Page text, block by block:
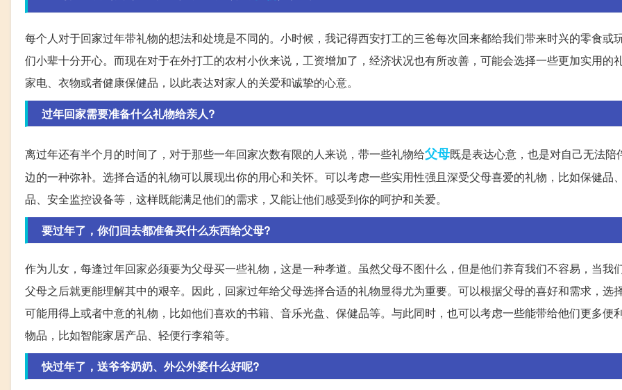
每个人对于回家过年带礼物的想法和处境是不同的。小时候，我记得西安打工的三爸每次回来都给我们带来时兴的零食或
们小辈十分开心。而现在对于在外打工的农村小伙来说，工资增加了，经济状况也有所改善，可能会选择一些更加实用的
家电、衣物或者健康保健品，以此表达对家人的关爱和诚挚的心意。
过年回家需要准备什么礼物给亲人?
离过年还有半个月的时间了，对于那些一年回家次数有限的人来说，带一些礼物给父母既是表达心意，也是对自己无法陪
边的一种弥补。选择合适的礼物可以展现出你的用心和关怀。可以考虑一些实用性强且深受父母喜爱的礼物，比如保健品
品、安全监控设备等，这样既能满足他们的需求，又能让他们感受到你的呵护和关爱。
要过年了，你们回去都准备买什么东西给父母?
作为儿女，每逢过年回家必须要为父母买一些礼物，这是一种孝道。虽然父母不图什么，但是他们养育我们不容易，当我
父母之后就更能理解其中的艰辛。因此，回家过年给父母选择合适的礼物显得尤为重要。可以根据父母的喜好和需求，选
可能用得上或者中意的礼物，比如他们喜欢的书籍、音乐光盘、保健品等。与此同时，也可以考虑一些能带给他们更多便
物品，比如智能家居产品、轻便行李箱等。
快过年了，送爷爷奶奶、外公外婆什么好呢?